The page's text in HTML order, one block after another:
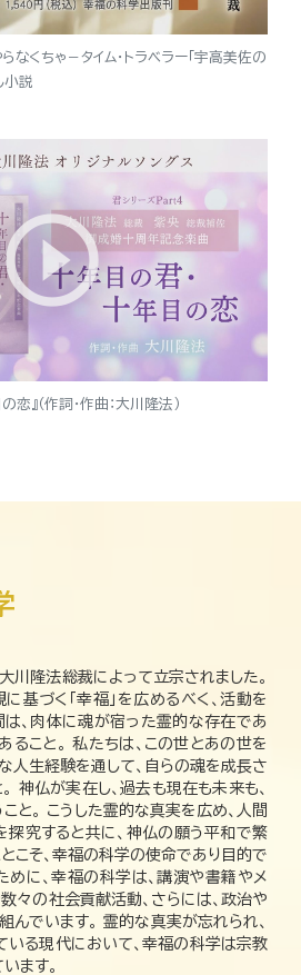
なくちゃ－タイム・トラベラー「宇高美佐の
小説
恋』（作詞・作曲：大川隆法）
川隆法総裁によって立宗されました。
基づく「幸福」を広めるべく、活動を
は、肉体に魂が宿った霊的な存在であ
ること。 私たちは、この世とあの世を
人生経験を通して、自らの魂を成長さ
神仏が実在し、過去も現在も未来も、
と。 こうした霊的な真実を広め、人間
探究すると共に、神仏の願う平和で繁
こそ、幸福の科学の使命であり目的で
めに、幸福の科学は、講演や書籍やメ
々の社会貢献活動、さらには、政治や
んでいます。 霊的な真実が忘れられ、
る現代において、幸福の科学は宗教
ます。